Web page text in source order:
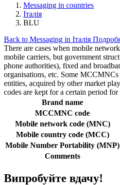
Messaging in countries
Італія
BLU
Back to Messaging in Італія
There are cases when mobile
mobile carriers, but government
phone authorities), fixed and
organisations, etc. Some
entities, acquired by other market
codes are kept for a certain period for
Brand name
MCCMNC code
Mobile network code (MNC)
Mobile country code (MCC)
Mobile Number Portability (MNP)
Comments
Випробуйте вдачу!